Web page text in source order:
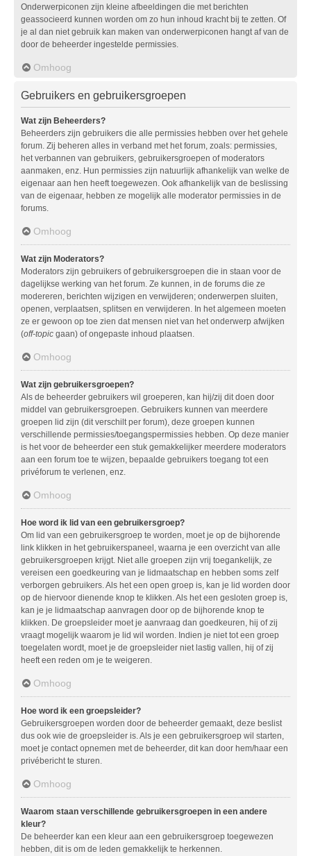
Onderwerpiconen zijn kleine afbeeldingen die met berichten
geassocieerd kunnen worden om zo hun inhoud kracht bij te zetten. Of
je al dan niet gebruik kan maken van onderwerpiconen hangt af van de
door de beheerder ingestelde permissies.
Omhoog
Gebruikers en gebruikersgroepen
Wat zijn Beheerders?
Beheerders zijn gebruikers die alle permissies hebben over het gehele
forum. Zij beheren alles in verband met het forum, zoals: permissies,
het verbannen van gebruikers, gebruikersgroepen of moderators
aanmaken, enz. Hun permissies zijn natuurlijk afhankelijk van welke de
eigenaar aan hen heeft toegewezen. Ook afhankelijk van de beslissing
van de eigenaar, hebben ze mogelijk alle moderator permissies in de
forums.
Omhoog
Wat zijn Moderators?
Moderators zijn gebruikers of gebruikersgroepen die in staan voor de
dagelijkse werking van het forum. Ze kunnen, in de forums die ze
modereren, berichten wijzigen en verwijderen; onderwerpen sluiten,
openen, verplaatsen, splitsen en verwijderen. In het algemeen moeten
ze er gewoon op toe zien dat mensen niet van het onderwerp afwijken
(off-topic gaan) of ongepaste inhoud plaatsen.
Omhoog
Wat zijn gebruikersgroepen?
Als de beheerder gebruikers wil groeperen, kan hij/zij dit doen door
middel van gebruikersgroepen. Gebruikers kunnen van meerdere
groepen lid zijn (dit verschilt per forum), deze groepen kunnen
verschillende permissies/toegangspermissies hebben. Op deze manier
is het voor de beheerder een stuk gemakkelijker meerdere moderators
aan een forum toe te wijzen, bepaalde gebruikers toegang tot een
privéforum te verlenen, enz.
Omhoog
Hoe word ik lid van een gebruikersgroep?
Om lid van een gebruikersgroep te worden, moet je op de bijhorende
link klikken in het gebruikerspaneel, waarna je een overzicht van alle
gebruikersgroepen krijgt. Niet alle groepen zijn vrij toegankelijk, ze
vereisen een goedkeuring van je lidmaatschap en hebben soms zelf
verborgen gebruikers. Als het een open groep is, kan je lid worden door
op de hiervoor dienende knop te klikken. Als het een gesloten groep is,
kan je je lidmaatschap aanvragen door op de bijhorende knop te
klikken. De groepsleider moet je aanvraag dan goedkeuren, hij of zij
vraagt mogelijk waarom je lid wil worden. Indien je niet tot een groep
toegelaten wordt, moet je de groepsleider niet lastig vallen, hij of zij
heeft een reden om je te weigeren.
Omhoog
Hoe word ik een groepsleider?
Gebruikersgroepen worden door de beheerder gemaakt, deze beslist
dus ook wie de groepsleider is. Als je een gebruikersgroep wil starten,
moet je contact opnemen met de beheerder, dit kan door hem/haar een
privébericht te sturen.
Omhoog
Waarom staan verschillende gebruikersgroepen in een andere
kleur?
De beheerder kan een kleur aan een gebruikersgroep toegewezen
hebben, dit is om de leden gemakkelijk te herkennen.